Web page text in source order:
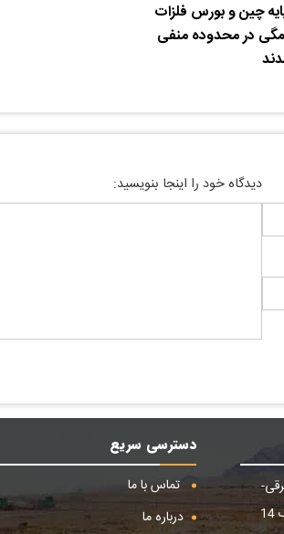
چین و بورس فلزات
در محدوده منفی
دیدگاه خود را اینجا بنویسید:
کوی فردوس-کوچه سعدی شرقی-پلاک 14
دسترسی سریع
تماس با ما
درباره ما